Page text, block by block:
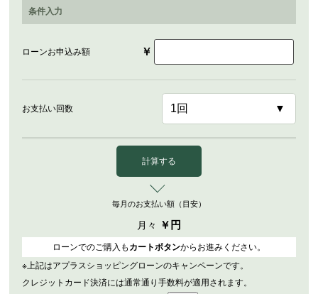
条件入力
ローンお申込み額 ￥
お支払い回数
計算する
毎月のお支払い額（目安）
月々 ￥ 円
ローンでのご購入も カートボタンからお進みください。
※上記はアプラスショッピングローンのキャンペーンです。
クレジットカード決済には通常通り手数料が適用されます。